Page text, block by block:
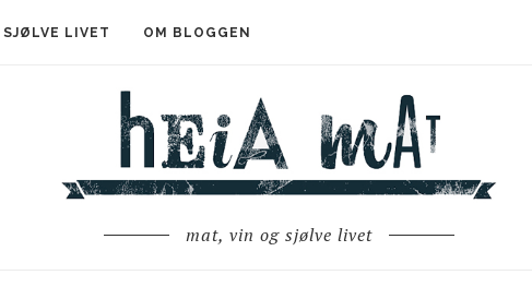
SJØLVE LIVET OM BLOGGEN
mat, vin og sjølve livet